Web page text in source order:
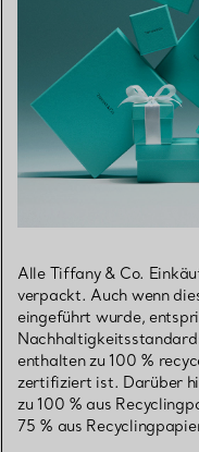
Alle Tiffany & Co.
verpackt. Auch wenn
eingeführt wurde,
enthalten zu 100 %
zertifiziert ist. Darüber
zu 100 % aus
75 % aus